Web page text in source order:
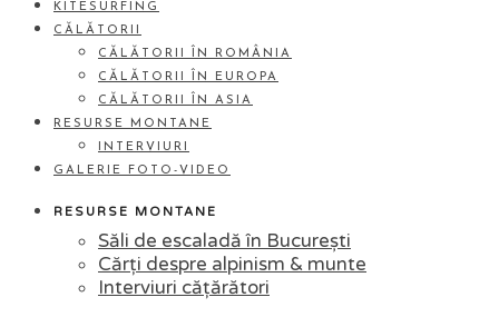
KITESURFING
CĂLĂTORII
CĂLĂTORII ÎN ROMÂNIA
CĂLĂTORII ÎN EUROPA
CĂLĂTORII ÎN ASIA
RESURSE MONTANE
INTERVIURI
GALERIE FOTO-VIDEO
RESURSE MONTANE
Săli de escaladă în București
Cărți despre alpinism & munte
Interviuri cățărători